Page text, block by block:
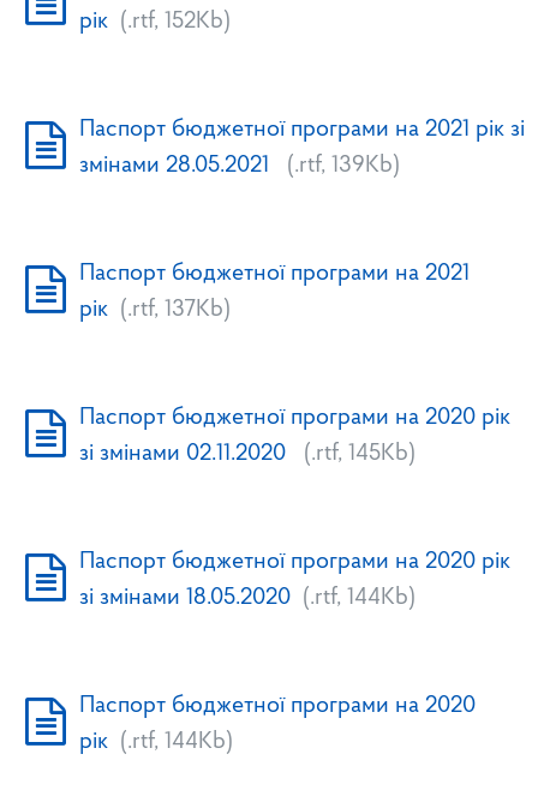
рік (.rtf, 152Kb)
Паспорт бюджетної програми на 2021 рік зі
змінами 28.05.2021
(.rtf, 139Kb)
Паспорт бюджетної програми на 2021
рік (.rtf, 137Kb)
Паспорт бюджетної програми на 2020 рік
зі змінами 02.11.2020
(.rtf, 145Kb)
Паспорт бюджетної програми на 2020 рік
зі змінами 18.05.2020 (.rtf, 144Kb)
Паспорт бюджетної програми на 2020
рік (.rtf, 144Kb)